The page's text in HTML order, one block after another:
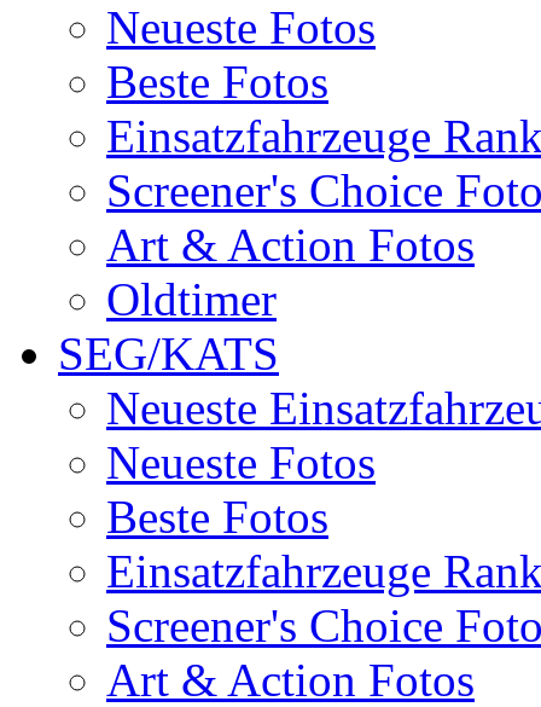
Neueste Fotos
Beste Fotos
Einsatzfahrzeuge
Screener's Choice
Art & Action Fotos
Oldtimer
SEG/KATS
Neueste
Neueste Fotos
Beste Fotos
Einsatzfahrzeuge
Screener's Choice
Art & Action Fotos